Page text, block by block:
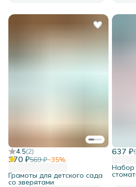
4.5(2)
370 ₽569 ₽−35%
Грамоты для детского сада
со зверятами
637 ₽
Набор